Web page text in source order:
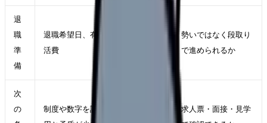
退
職
準
備
退職希望日、有休、引き継ぎ、生
活費
勢いではなく段取り
で進められるか
次
の
制度や数字を説明でき、現場の運
求人票・面接・見学